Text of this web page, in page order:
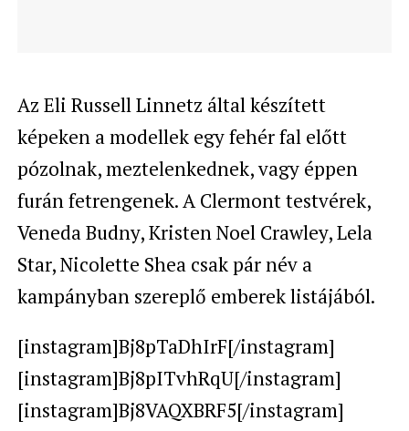
Az Eli Russell Linnetz által készített
képeken a modellek egy fehér fal előtt
pózolnak, meztelenkednek, vagy éppen
furán fetrengenek. AClermont testvérek,
Veneda Budny, Kristen Noel Crawley, Lela
Star, Nicolette Shea csak pár név a
kampányban szereplő emberek listájából.
[instagram]Bj8pTaDhIrF[/instagram]
[instagram]Bj8pITvhRqU[/instagram]
[instagram]Bj8VAQXBRF5[/instagram]